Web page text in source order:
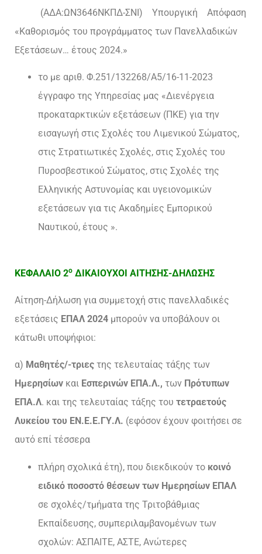
(ΑΔΑ:ΩΝ3646ΝΚΠΔ-ΣΝΙ) Υπουργική Απόφαση
«Καθορισμός του προγράμματος των Πανελλαδικών
Εξετάσεων… έτους 2024.»
το με αριθ. Φ.251/132268/Α5/16-11-2023
έγγραφο της Υπηρεσίας μας «Διενέργεια
προκαταρκτικών εξετάσεων (ΠΚΕ) για την
εισαγωγή στις Σχολές του Λιμενικού Σώματος,
στις Στρατιωτικές Σχολές, στις Σχολές του
Πυροσβεστικού Σώματος, στις Σχολές της
Ελληνικής Αστυνομίας και υγειονομικών
εξετάσεων για τις Ακαδημίες Εμπορικού
Ναυτικού, έτους ».
ΚΕΦΑΛΑΙΟ 2ο ΔΙΚΑΙΟΥΧΟΙ ΑΙΤΗΣΗΣ-ΔΗΛΩΣΗΣ
Αίτηση-Δήλωση για συμμετοχή στις πανελλαδικές
εξετάσεις ΕΠΑΛ 2024 μπορούν να υποβάλουν οι
κάτωθι υποψήφιοι:
α) Μαθητές/-τριες της τελευταίας τάξης των
Ημερησίων και Εσπερινών ΕΠΑ.Λ., των Πρότυπων
ΕΠΑ.Λ. και της τελευταίας τάξης του τετραετούς
Λυκείου του ΕΝ.Ε.Ε.ΓΥ.Λ. (εφόσον έχουν φοιτήσει σε
αυτό επί τέσσερα
πλήρη σχολικά έτη), που διεκδικούν το κοινό
ειδικό ποσοστό θέσεων των Ημερησίων ΕΠΑΛ
σε σχολές/τμήματα της Τριτοβάθμιας
Εκπαίδευσης, συμπεριλαμβανομένων των
σχολών: ΑΣΠΑΙΤΕ, ΑΣΤΕ, Ανώτερες